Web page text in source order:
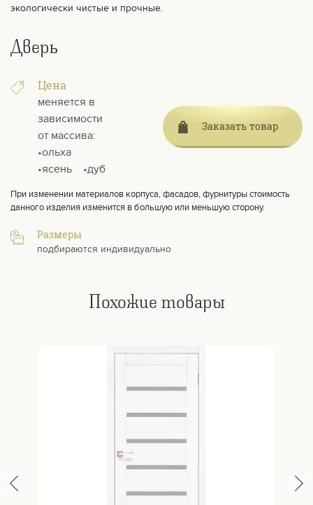
экологически чистые и прочные.
Дверь
Цена
меняется в
зависимости
от массива:
•ольха
•ясень⠀ •дуб
Заказать товар
При изменении материалов корпуса, фасадов, фурнитуры стоимость
данного изделия изменится в большую или меньшую сторону.
Размеры
подбираются индивидуально
Похожие товары